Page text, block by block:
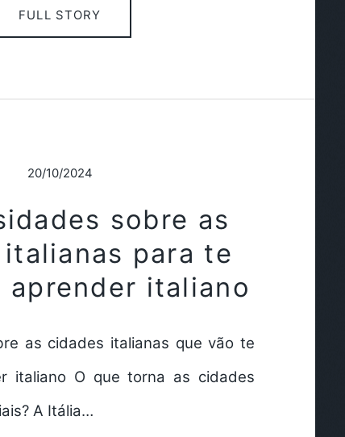
FULL STORY
20/10/2024
sobre as
para te
aprender italiano
as cidades italianas que vão te
italiano O que torna as cidades
A Itália…